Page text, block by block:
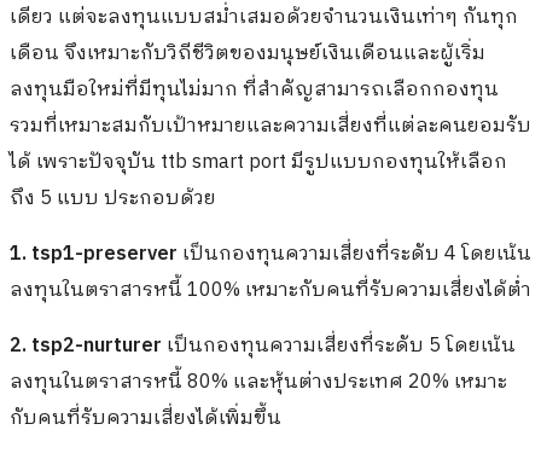
เดียว แต่จะลงทุนแบบสม่ำเสมอด้วยจำนวนเงินเท่าๆ กันทุก
เดือน จึงเหมาะกับวิถีชีวิตของมนุษย์เงินเดือนและผู้เริ่ม
ลงทุนมือใหม่ที่มีทุนไม่มาก ที่สำคัญสามารถเลือกกองทุน
รวมที่เหมาะสมกับเป้าหมายและความเสี่ยงที่แต่ละคนยอมรับ
ได้ เพราะปัจจุบัน ttb smart port มีรูปแบบกองทุนให้เลือก
ถึง 5 แบบ ประกอบด้วย
1. tsp1-preserver เป็นกองทุนความเสี่ยงที่ระดับ 4 โดยเน้น
ลงทุนในตราสารหนี้ 100% เหมาะกับคนที่รับความเสี่ยงได้ต่ำ
2. tsp2-nurturer เป็นกองทุนความเสี่ยงที่ระดับ 5 โดยเน้น
ลงทุนในตราสารหนี้ 80% และหุ้นต่างประเทศ 20% เหมาะ
กับคนที่รับความเสี่ยงได้เพิ่มขึ้น